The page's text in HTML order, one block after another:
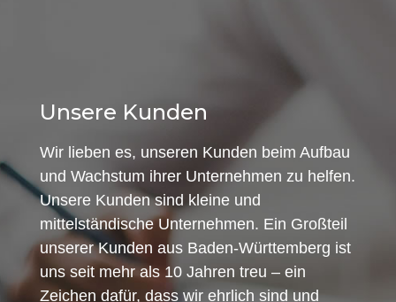
Unsere Kunden
Wir lieben es, unseren Kunden beim Aufbau
und Wachstum ihrer Unternehmen zu helfen.
Unsere Kunden sind kleine und
mittelständische Unternehmen. Ein Großteil
unserer Kunden aus Baden-Württemberg ist
uns seit mehr als 10 Jahren treu – ein
Zeichen dafür, dass wir ehrlich sind und